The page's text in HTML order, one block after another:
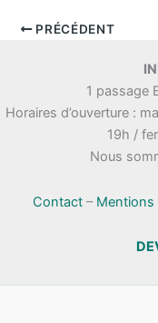
PRÉCÉDENT
1 passage
Horaires d’ouverture :
19h /
Nous
Contact– Mentions